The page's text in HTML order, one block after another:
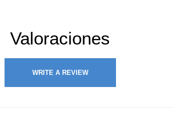
Valoraciones
WRITE A REVIEW